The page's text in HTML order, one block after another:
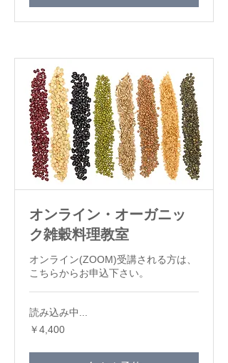
オンライン・オーガニッ
ク雑穀料理教室
オンライン(ZOOM)受講される方は、
こちらからお申込下さい。
読み込み中...
4,400
円
￥4,400